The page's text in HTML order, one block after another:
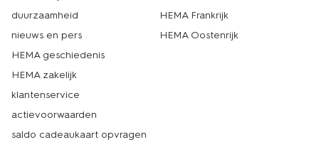
Een pluche knuffel is een knuffel gemaakt van een hele
zachte stof met kleine haartjes. Daardoor voelt hij extra
knuffelig aan. Daarom zijn pluche knuffels vaak favoriet
bij kinderen.
duurzaamheid
nieuws en pers
HEMA geschiedenis
HEMA zakelijk
klantenservice
actievoorwaarden
saldo cadeaukaart opvragen
HEMA Frankrijk
HEMA Oostenrijk